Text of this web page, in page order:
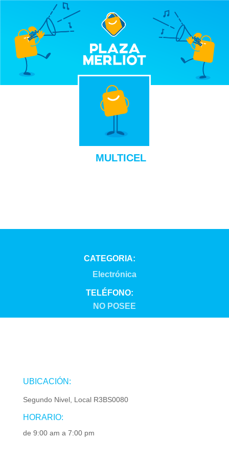
MULTICEL
CATEGORIA:
Electrónica
TELÉFONO:
NO POSEE
UBICACIÓN:
Segundo Nivel, Local R3BS0080
HORARIO:
de 9:00 am a 7:00 pm